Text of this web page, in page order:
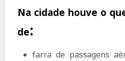
Na cidade houve o
de:
farra de passagens